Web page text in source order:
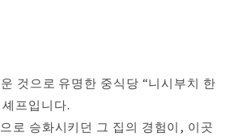
것으로 유명한 중식당 “니시부치 한
프입니다.
로 승화시키던 그 집의 경험이, 이곳